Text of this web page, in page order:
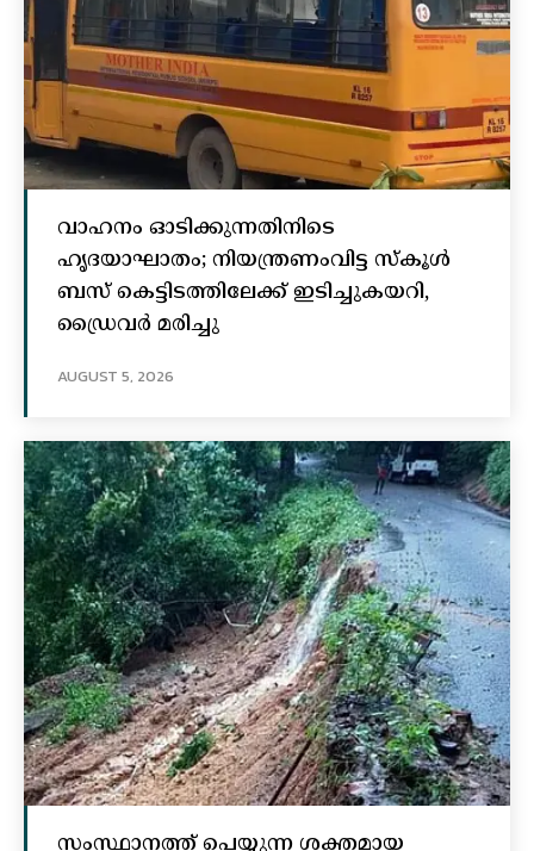
വാഹനം ഓടിക്കുന്നതിനിടെ
ഹൃദയാഘാതം; നിയന്ത്രണംവിട്ട സ്കൂൾ
ബസ് കെട്ടിടത്തിലേക്ക് ഇടിച്ചുകയറി,
ഡ്രൈവർ മരിച്ചു
AUGUST 5, 2026
സംസ്ഥാനത്ത് പെയ്യുന്ന ശക്തമായ